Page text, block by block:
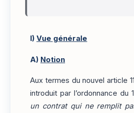
I) Vue générale
A) Notion
Aux termes du nouvel article
introduit par l’ordonnance du
un contrat qui ne remplit